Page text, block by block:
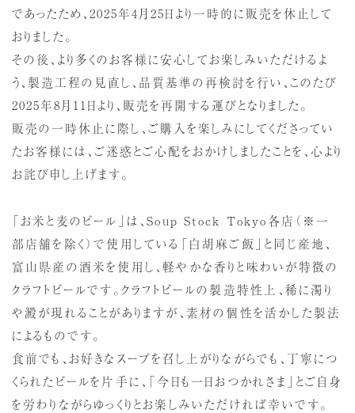
であったため、2025年4月25日より一時的に販売を休止して
おりました。
その後、より多くのお客様に安心してお楽しみいただけるよ
う、製造工程の見直し、品質基準の再検討を行い、このたび
2025年8月11日より、販売を再開する運びとなりました。
販売の一時休止に際し、ご購入を楽しみにしてくださってい
たお客様には、ご迷惑とご心配をおかけしましたことを、心より
お詫び申し上げます。
「お米と麦のビール」は、Soup Stock Tokyo各店（※一
部店舗を除く）で使用している「白胡麻ご飯」と同じ産地、
富山県産の酒米を使用し、軽やかな香りと味わいが特徴の
クラフトビールです。クラフトビールの製造特性上、稀に濁り
や澱が現れることがありますが、素材の個性を活かした製法
によるものです。
食前でも、お好きなスープを召し上がりながらでも、丁寧につ
くられたビールを片手に、「今日も一日おつかれさま」とご自身
を労わりながらゆっくりとお楽しみいただければ幸いです。